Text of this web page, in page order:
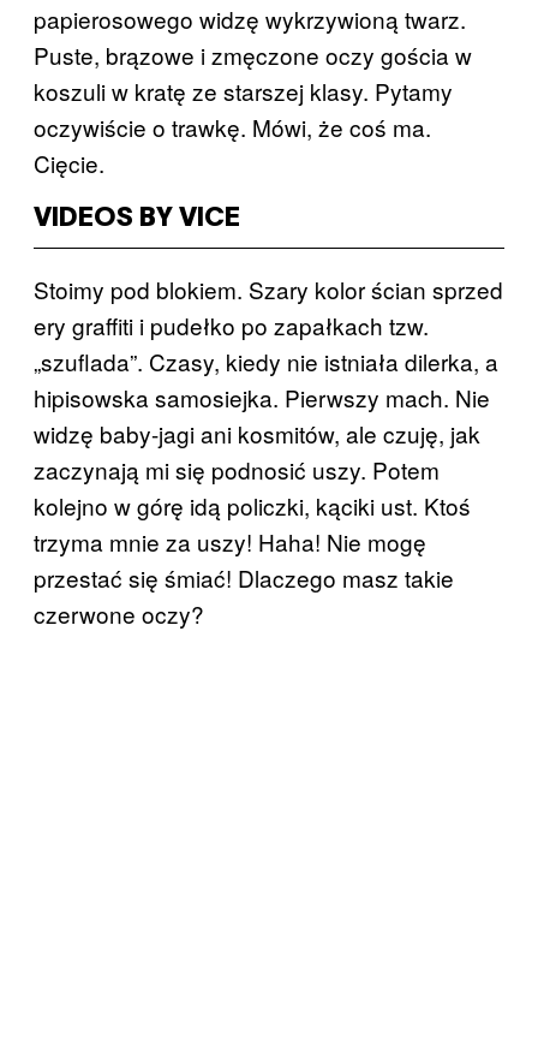
papierosowego widzę wykrzywioną twarz.
Puste, brązowe i zmęczone oczy gościa w
koszuli w kratę ze starszej klasy. Pytamy
oczywiście o trawkę. Mówi, że coś ma.
Cięcie.
VIDEOS BY VICE
Stoimy pod blokiem. Szary kolor ścian sprzed
ery graffiti i pudełko po zapałkach tzw.
„szuflada”. Czasy, kiedy nie istniała dilerka, a
hipisowska samosiejka. Pierwszy mach. Nie
widzę baby-jagi ani kosmitów, ale czuję, jak
zaczynają mi się podnosić uszy. Potem
kolejno w górę idą policzki, kąciki ust. Ktoś
trzyma mnie za uszy! Haha! Nie mogę
przestać się śmiać! Dlaczego masz takie
czerwone oczy?